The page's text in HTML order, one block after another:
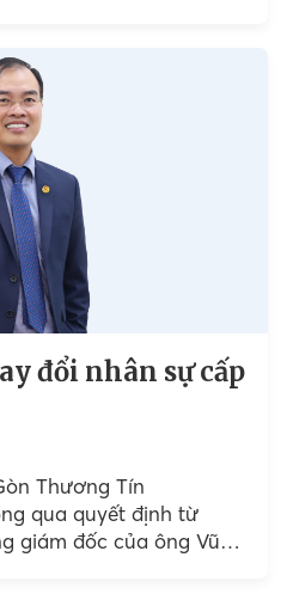
đổi nhân sự cấp
Thương Tín
qua quyết định từ
giám đốc của ông Vũ